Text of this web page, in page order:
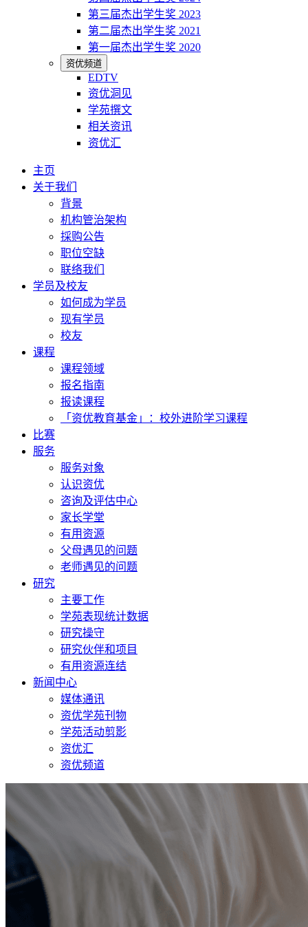
第三届杰出学生奖 2023
第二届杰出学生奖 2021
第一届杰出学生奖 2020
资优频道
EDTV
资优洞见
学苑撰文
相关资讯
资优汇
主页
关于我们
背景
机构管治架构
採购公告
职位空缺
联络我们
学员及校友
如何成为学员
现有学员
校友
课程
课程领域
报名指南
报读课程
「资优教育基金」：校外进阶学习课程
比赛
服务
服务对象
认识资优
咨询及评估中心
家长学堂
有用资源
父母遇见的问题
老师遇见的问题
研究
主要工作
学苑表现统计数据
研究操守
研究伙伴和项目
有用资源连结
新闻中心
媒体通讯
资优学苑刊物
学苑活动剪影
资优汇
资优频道